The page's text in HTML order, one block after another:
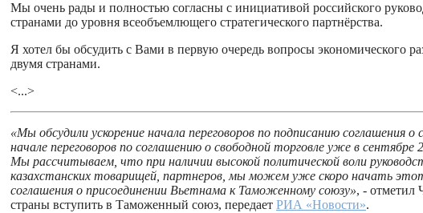
Мы очень рады и полностью согласны с инициативой российского
странами до уровня всеобъемлющего стратегического партнёрства.
Я хотел бы обсудить с Вами в первую очередь вопросы экономического
двумя странами.
<...>
«Мы обсудили ускорение начала переговоров по подписанию соглашения
начале переговоров по соглашению о свободной торговле уже в
Мы рассчитываем, что при наличии высокой политической воли
казахстанских товарищей, партнеров, мы можем уже скоро начать этот
соглашения о присоединении Вьетнама к Таможенному союзу», - отметил
страны вступить в Таможенный союз, передает РИА «Новости».